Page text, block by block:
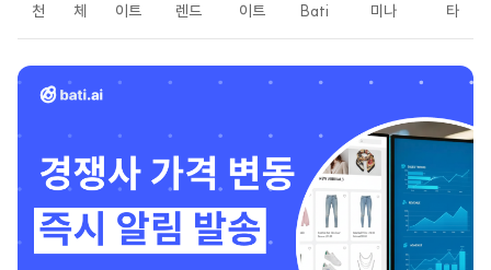
천
체
이트
렌드
이트
Bati
미나
타
LATEST